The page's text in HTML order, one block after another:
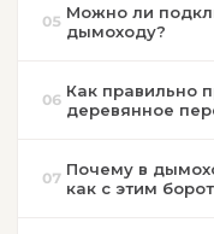
05 Можно ли
дымоходу?
06 Как правильно
деревянное
07 Почему в
как с этим